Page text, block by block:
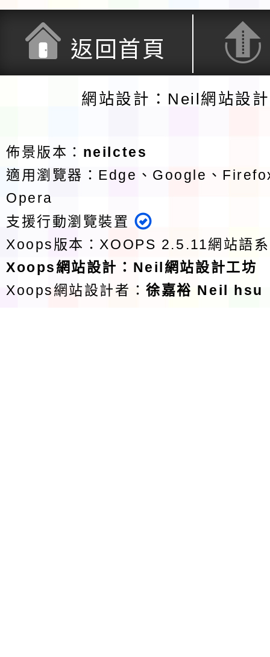
返回首頁
網站設計：Neil網站設
佈景版本： neilctes
適用瀏覽器：Edge、Google、
Opera
支援行動瀏覽裝置
Xoops版本： XOOPS 2.5.11網站語
Xoops網站設計 ： Neil網站設計工坊
Xoops網站設計者：徐嘉裕 Neil hsu